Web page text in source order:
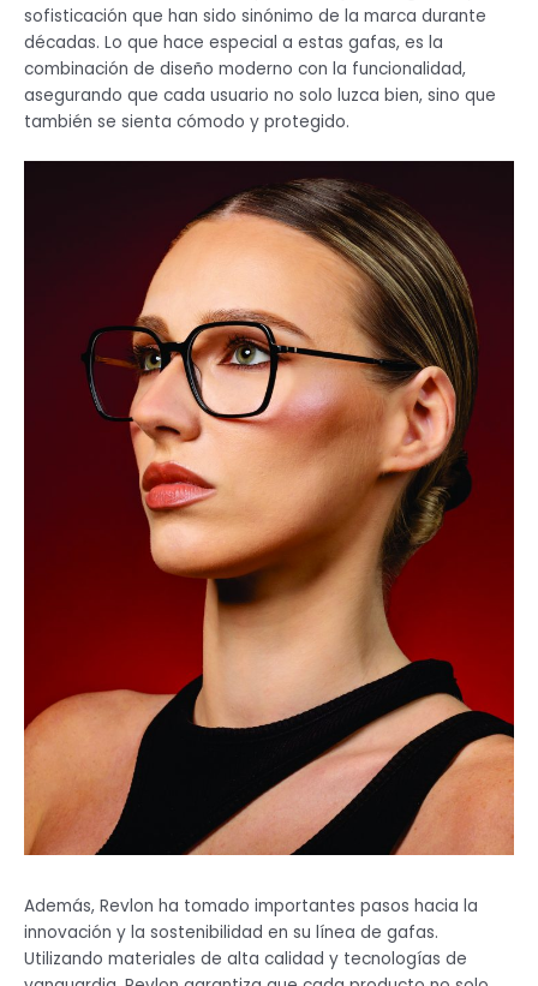
sofisticación que han sido sinónimo de la marca durante
décadas. Lo que hace especial a estas gafas, es la
combinación de diseño moderno con la funcionalidad,
asegurando que cada usuario no solo luzca bien, sino que
también se sienta cómodo y protegido.
Además, Revlon ha tomado importantes pasos hacia la
innovación y la sostenibilidad en su línea de gafas.
Utilizando materiales de alta calidad y tecnologías de